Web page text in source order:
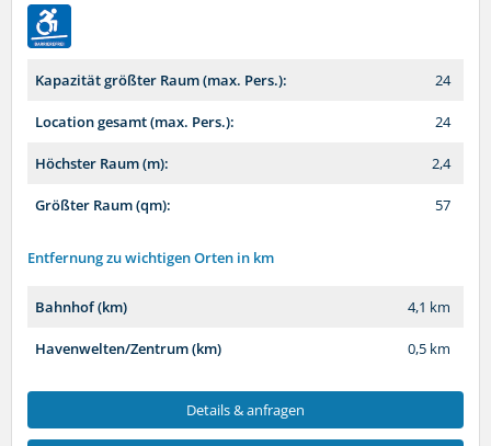
Kapazität größter Raum (max. Pers.): 24
Location gesamt (max. Pers.): 24
Höchster Raum (m): 2,4
Größter Raum (qm): 57
Entfernung zu wichtigen Orten in km
Bahnhof (km) 4,1 km
Havenwelten/Zentrum (km) 0,5 km
Details & anfragen